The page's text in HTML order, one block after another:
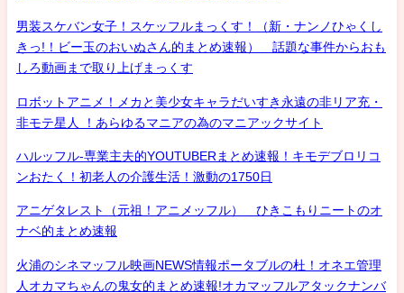
男装スケバン女子！スケッフルまっくす！（新・ナンノひゃくし
きっ!！ビー玉のおいぬさん的まとめ速報） 話題な事件からおも
しろ動画まで取り上げまっくす
ロボットアニメ！メカと美少女キャラだいすき永遠の非リア充・
非モテ星人 ！あらゆるマニアの為のマニアックサイト
ハルッフル-専業主夫的YOUTUBERまとめ速報！キモデブロリコ
ンおたく！初老人の介護生活！激動の1750日
アニゲタレスト（元祖！アニメッフル） ひきこもりニートのオ
ナベ的まとめ速報
火浦のシネマッフル映画NEWS情報ポータブルの杜！オネエ管理
人オカマちゃんの鬼女的まとめ速報!オカマッフルアタックナンバ